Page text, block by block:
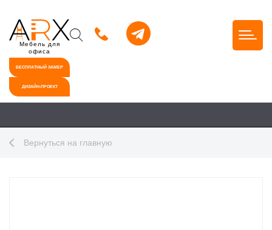
Мебель для
офиса
БЕСПЛАТНЫЙ ЗАМЕР
ДИЗАЙН-ПРОЕКТ
Вернуться на главную